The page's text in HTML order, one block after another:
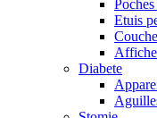
Etuis
Diabete